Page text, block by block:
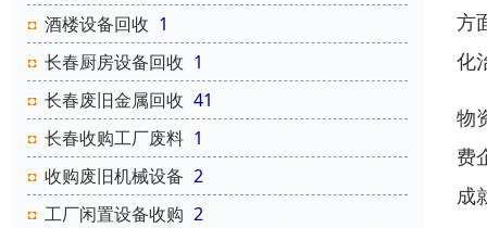
酒楼设备回收 1
长春厨房设备回收 1
长春废旧金属回收 41
长春收购工厂废料 1
收购废旧机械设备 2
工厂闲置设备收购 2
方
化
物
费
成